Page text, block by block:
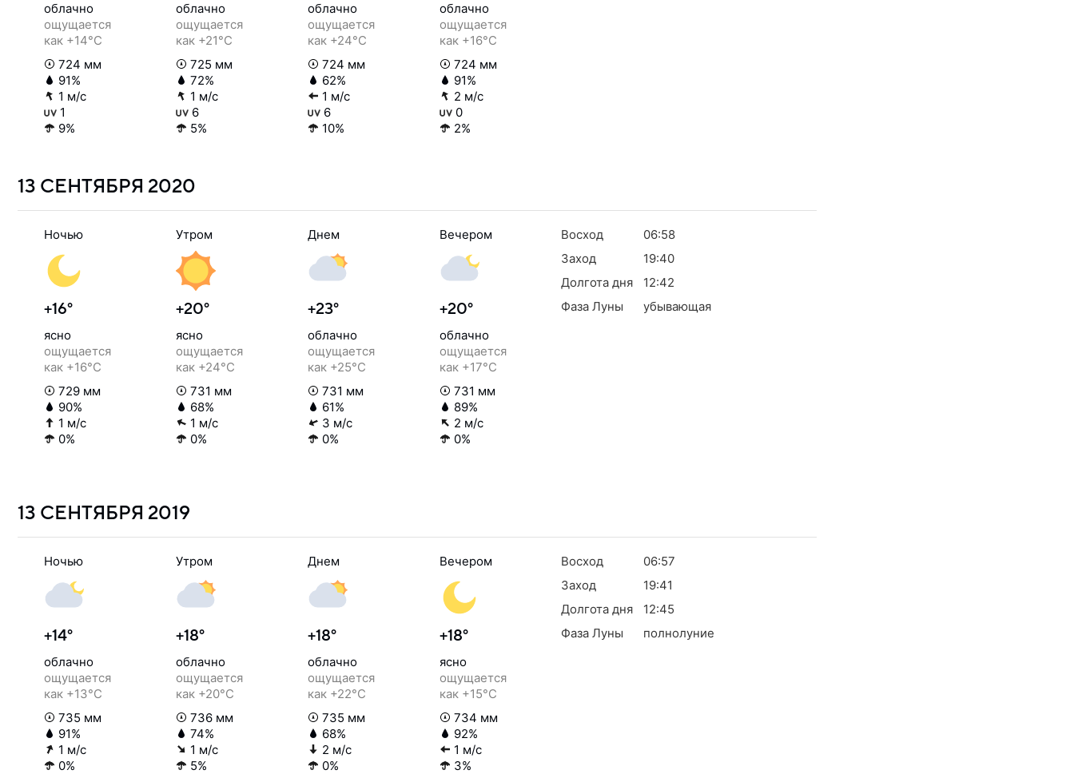
облачно
ощущается
как +14°C
724 мм
91%
1 м/с
1
9%
облачно
ощущается
как +21°C
725 мм
72%
1 м/с
6
5%
облачно
ощущается
как +24°C
724 мм
62%
1 м/с
6
10%
облачно
ощущается
как +16°C
724 мм
91%
2 м/с
0
2%
13 СЕНТЯБРЯ 2020
Ночью
+16°
ясно
ощущается
как +16°C
729 мм
90%
1 м/с
0%
Утром
+20°
ясно
ощущается
как +24°C
731 мм
68%
1 м/с
0%
Днем
+23°
облачно
ощущается
как +25°C
731 мм
61%
3 м/с
0%
Вечером
+20°
облачно
ощущается
как +17°C
731 мм
89%
2 м/с
0%
Восход
06:58
Заход
19:40
Долгота дня
12:42
Фаза Луны
убывающая
13 СЕНТЯБРЯ 2019
Ночью
+14°
облачно
ощущается
как +13°C
735 мм
91%
1 м/с
0%
Утром
+18°
облачно
ощущается
как +20°C
736 мм
74%
1 м/с
5%
Днем
+18°
облачно
ощущается
как +22°C
735 мм
68%
2 м/с
0%
Вечером
+18°
ясно
ощущается
как +15°C
734 мм
92%
1 м/с
3%
Восход
06:57
Заход
19:41
Долгота дня
12:45
Фаза Луны
полнолуние